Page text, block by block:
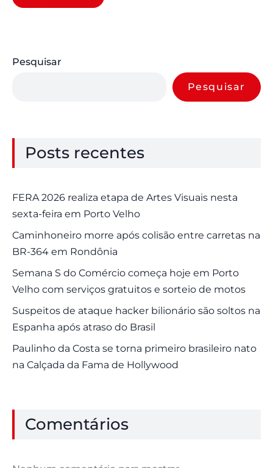
Pesquisar
Pesquisar
Posts recentes
FERA 2026 realiza etapa de Artes Visuais nesta
sexta-feira em Porto Velho
Caminhoneiro morre após colisão entre carretas na
BR-364 em Rondônia
Semana S do Comércio começa hoje em Porto
Velho com serviços gratuitos e sorteio de motos
Suspeitos de ataque hacker bilionário são soltos na
Espanha após atraso do Brasil
Paulinho da Costa se torna primeiro brasileiro nato
na Calçada da Fama de Hollywood
Comentários